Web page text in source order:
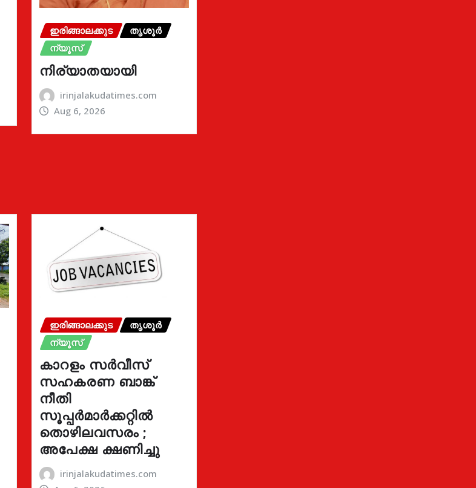
ഇരിങ്ങാലക്കുട
തൃശൂർ
ന്യൂസ്
നിര്യാതയായി
irinjalakudatimes.com
Aug 6, 2026
ഇരിങ്ങാലക്കുട
തൃശൂർ
ന്യൂസ്
കാറളം സർവീസ്
സഹകരണ ബാങ്ക്
നീതി
സൂപ്പർമാർക്കറ്റിൽ
തൊഴിലവസരം ;
അപേക്ഷ ക്ഷണിച്ചു
irinjalakudatimes.com